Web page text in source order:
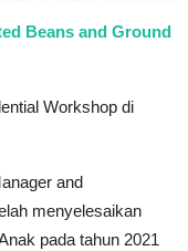
Beans and Ground
Workshop di
and
menyelesaikan
pada tahun 2021